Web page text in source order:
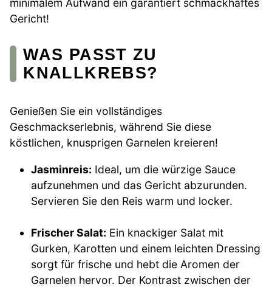
minimalem Aufwand ein garantiert schmackhaftes
Gericht!
WAS PASST ZU
KNALLKREBS?
Genießen Sie ein vollständiges
Geschmackserlebnis, während Sie diese
köstlichen, knusprigen Garnelen kreieren!
Jasminreis: Ideal, um die würzige Sauce
aufzunehmen und das Gericht abzurunden.
Servieren Sie den Reis warm und locker.
Frischer Salat: Ein knackiger Salat mit
Gurken, Karotten und einem leichten Dressing
sorgt für frische und hebt die Aromen der
Garnelen hervor. Der Kontrast zwischen der